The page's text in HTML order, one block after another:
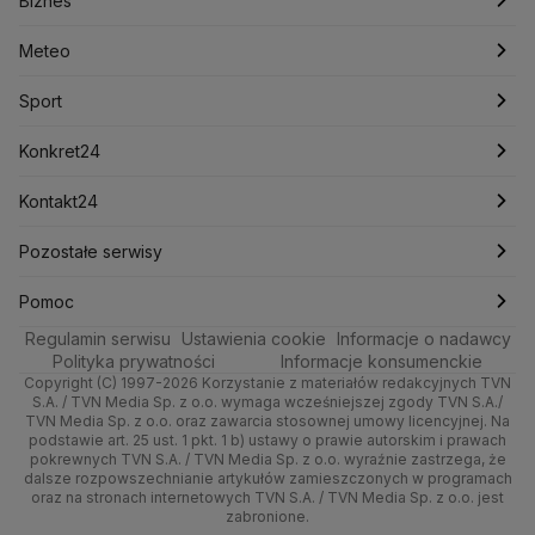
Lotnisko Chopina
Mariusz Błaszczak
Mark Zuckerberg
Ministerstwo Aktywów Państwowych
Ministerstwo Infrastruktury
Ministerstwo Rolnictwa
Ministerstwo Rozwoju i Technologii
Ministerstwo Sportu i Turystyki
Ministerstwo Cyfryzacji
Ministerstwo Edukacji Narodowej
Ministerstwo Finansów
Ministerstwo Klimatu i Środowiska
Ministerstwo Nauki i Szkolnictwa Wyższego
Meteo
Sport
Zdrowie
Technologia
Quizy
Tematy
Artykuły
Newslettery
Fakty o Świecie
Ludzie Faktów
Łódź
Katowice
Kraków
Poznań
Trójmiasto
Kielce
Kujawsko-pomorskie
Lublin
Lubuskie
Najnowsze
Notowania
Pieniądze
Nieruchomości
Rynki
Dla firm
Handel
Ze świata
Tech
Moto
Meteo
Pogoda godzinowa
Pogoda długoterminowa
Pogoda na jutro
Pogoda na weekend
Najnowsze
Polska
Prognoza
Świat
Nauka
Sport
Piłka Nożna
Tenis
Kolarstwo
Skoki Narciarskie
Sporty zimowe
Lekkoatletyka
Siatkówka
F1
Konkret24
Najnowsze
Polska
Świat
Polityka
Zdrowie
Tech
Nauka
Kontakt24
Najnowsze
Gorące Tematy
Wyślij zgłoszenie
Pozostałe serwisy
TVN
Dzień Dobry TVN
Uwaga TVN
HGTV
TVN Turbo
Pomoc
Centrum pomocy
Test zgodności
Oglądaj na TV
Zrealizuj voucher
Regulamin serwisu Ustawienia cookie
Informacje o nadawcy
Polityka prywatności
Informacje konsumenckie
Copyright (C) 1997-2026 Korzystanie z materiałów redakcyjnych TVN
S.A. / TVN Media Sp. z o.o. wymaga wcześniejszej zgody TVN S.A./
TVN Media Sp. z o.o. oraz zawarcia stosownej umowy licencyjnej. Na
podstawie art. 25 ust. 1 pkt. 1 b) ustawy o prawie autorskim i prawach
pokrewnych TVN S.A. / TVN Media Sp. z o.o. wyraźnie zastrzega, że
dalsze rozpowszechnianie artykułów zamieszczonych w programach
oraz na stronach internetowych TVN S.A. / TVN Media Sp. z o.o. jest
zabronione.